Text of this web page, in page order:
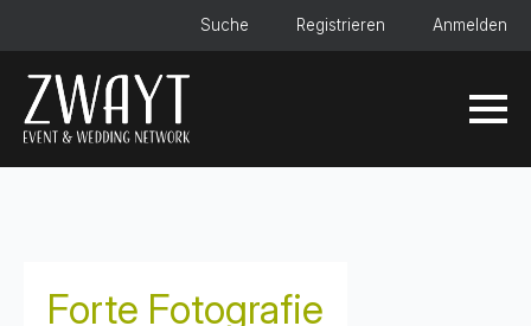
Suche Registrieren Anmelden
Forte Fotografie